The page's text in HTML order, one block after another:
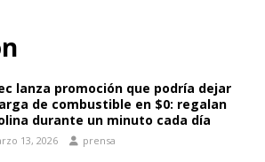
lanza promoción que podría dejar
de combustible en $0: regalan
durante un minuto cada día
13, 2026 prensa